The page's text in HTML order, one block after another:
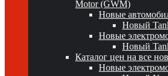
Motor (GWM)
Новые
Новый
Новые
Новый
Каталог цен на все
Новые